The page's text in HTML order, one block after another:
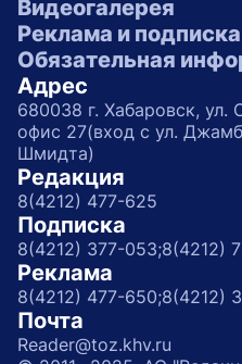
Видеогалерея
Реклама и подписка
Обязательная
Адрес
680038 г. Хабаровск, ул.
офис 27(вход с ул.
Шмидта)
Редакция
8(4212) 477-625
Подписка
8(4212) 377-053;8(4212)
Реклама
8(4212) 477-650;8(4212)
Почта
Reader@toz.khv.ru